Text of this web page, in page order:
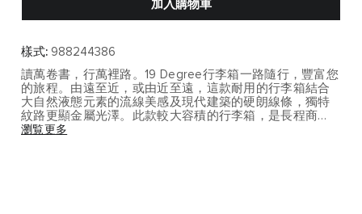
加入購物車
樣式: 988244386
讀萬卷書，行萬裡路。19 Degree行李箱一路隨行，豐富您
的旅程。由遠至近，或由近至遠，這款耐用的行李箱結合
大自然液態元素的流線美感及現代建築的硬朗線條，獨特
紋路更顯金屬光澤。此款較大容積的行李箱，是長程商
旅、休閒度假、結伴出行的理想選擇。此款箱包不含衣
瀏覧更多